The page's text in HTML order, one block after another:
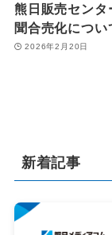
熊日販売センタ
聞合売化につい
2026年2月20日
新着記事